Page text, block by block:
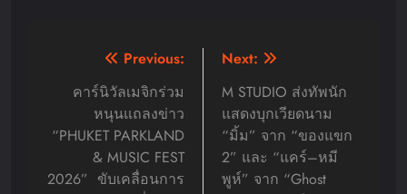
navigation
Previous:
คาร์นิวัลเมจิกร่วม
หนุนแถลงข่าว
“PHUKET PARKLAND
& MUSIC FEST
2026” ขับเคลื่อนการ
Next:
M STUDIO ส่งทัพนัก
แสดงบุกเวียดนาม
“มิ้ม” จาก “ของแขก
2” และ “แคร์–หมี
พูห์” จาก “Ghost